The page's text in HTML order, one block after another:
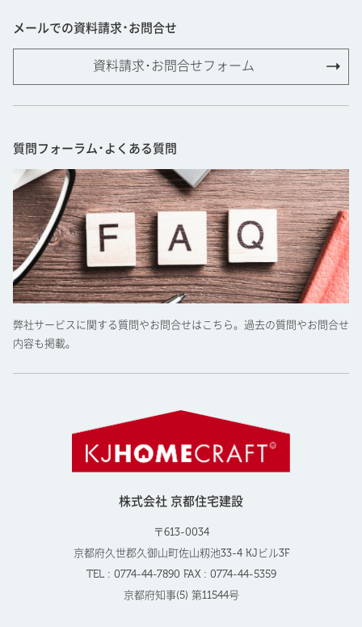
メールでの資料請求･お問合せ
資料請求･お問合せフォーム
質問フォーラム･よくある質問
弊社サービスに関する質問やお問合せはこちら。過去の質問やお問合せ
内容も掲載。
株式会社 京都住宅建設
〒613-0034
京都府久世郡久御山町佐山籾池33-4 KJビル3F
TEL : 0774-44-7890 FAX : 0774-44-5359
京都府知事(5) 第11544号